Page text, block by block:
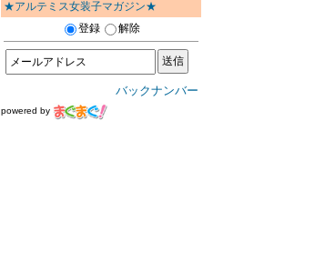
★アルテミス女装子マガジン★
登録
解除
バックナンバー
powered by